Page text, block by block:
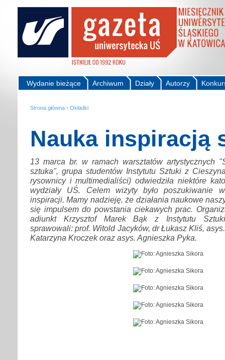
Autorzy
Działy
Archiwum
Wydanie bieżące
Strona główna › Okładki
Nauka inspiracją
13 marca br. w ramach warsztatów artystycznych
sztuka", grupa studentów Instytutu Sztuki z
rysownicy i multimedialiści) odwiedziła niektóre
wydziały UŚ. Celem wizyty było poszukiwanie
inspiracji. Mamy nadzieję, że działania naukowe
się impulsem do powstania ciekawych prac.
adiunkt Krzysztof Marek Bąk z Instytutu
sprawowali: prof. Witold Jacyków, dr Łukasz Kliś,
Katarzyna Kroczek oraz asys. Agnieszka Pyka.